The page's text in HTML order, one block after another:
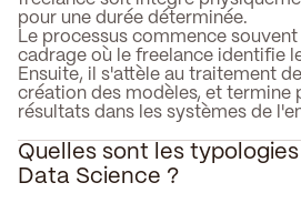
pour une durée déterminée.
Le processus commence
cadrage où le freelance identifie
Ensuite, il s'attèle au traitement
création des modèles, et termine
résultats dans les systèmes de
Quelles sont les
Data Science ?